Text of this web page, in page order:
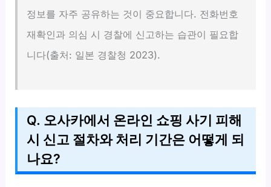
정보를 자주 공유하는 것이 중요합니다. 전화번호
재확인과 의심 시 경찰에 신고하는 습관이 필요합
니다(출처: 일본 경찰청 2023).
Q. 오사카에서 온라인 쇼핑 사기 피해
시 신고 절차와 처리 기간은 어떻게 되
나요?